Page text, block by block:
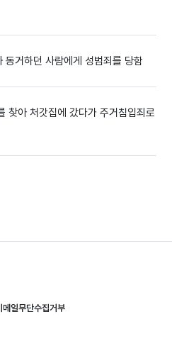
거하던 사람에게 성범죄를 당함
찾아 처갓집에 갔다가 주거침입죄로
메일무단수집거부